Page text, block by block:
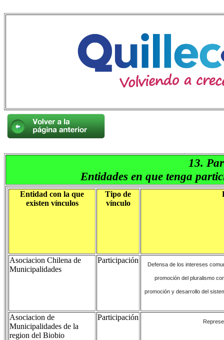
13.
Entidades en que tenga
Entidad con la que
existen vínculos
Tipo de
vínculo
Asociacion Chilena de
Municipalidades
Participación Defensa de los intereses
promoción del pluralismo
promoción y desarrollo del
Asociacion de
Municipalidades de la
region del Biobio
Participación